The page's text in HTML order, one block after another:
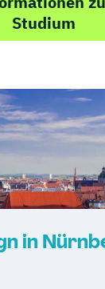
Studium
in